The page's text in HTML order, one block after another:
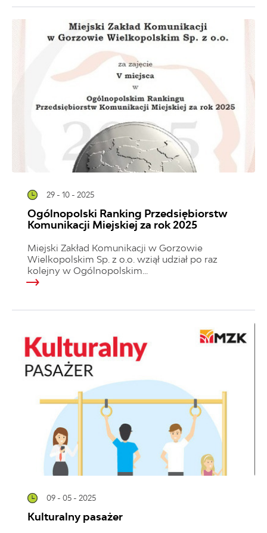
29 - 10 - 2025
Ogólnopolski Ranking Przedsiębiorstw
Komunikacji Miejskiej za rok 2025
Miejski Zakład Komunikacji w Gorzowie
Wielkopolskim Sp. z o.o. wziął udział po raz
kolejny w Ogólnopolskim...
09 - 05 - 2025
Kulturalny pasażer